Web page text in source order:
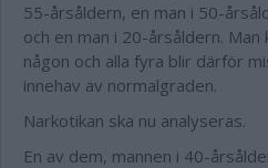
55-årsåldern, en man i 50-
och en man i 20-årsåldern.
någon och alla fyra blir därför
innehav av normalgraden.
Narkotikan ska nu analyseras.
En av dem, mannen i 40-